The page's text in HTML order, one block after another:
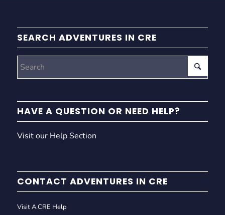
SEARCH ADVENTURES IN CRE
HAVE A QUESTION OR NEED HELP?
Visit our Help Section
CONTACT ADVENTURES IN CRE
Visit A.CRE Help